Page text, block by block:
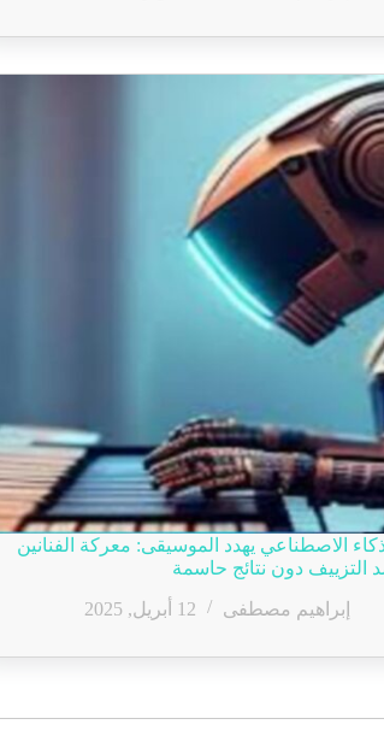
الاصطناعي يهدد الموسيقى: معركة الفنانين
التزييف دون نتائج حاسمة
إبراهيم مصطفى
12 أبريل, 2025